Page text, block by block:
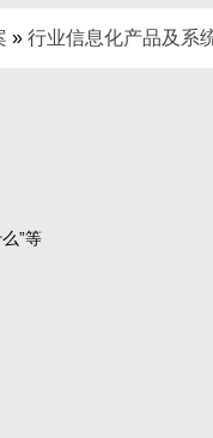
» 行业信息化产品及系
”等